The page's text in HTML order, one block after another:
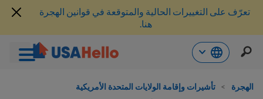
إلى
تعرّف على التغييرات الحالية والمتوقعة في قوانين الهجرة
هنا.
الهجرة > تأشيرات وإقامة الولايات المتحدة الأمريكية